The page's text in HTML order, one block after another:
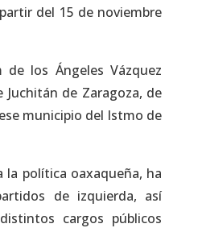
del 15 de noviembre
de los Ángeles Vázquez
Juchitán de Zaragoza, de
municipio del Istmo de
la política oaxaqueña, ha
de izquierda, así
cargos públicos